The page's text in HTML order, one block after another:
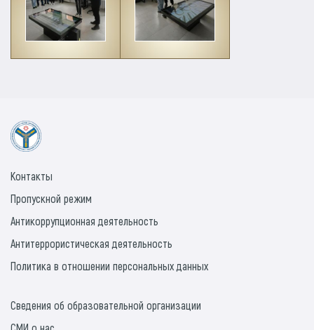
Контакты
Пропускной режим
Антикоррупционная деятельность
Антитеррористическая деятельность
Политика в отношении персональных данных
Сведения об образовательной организации